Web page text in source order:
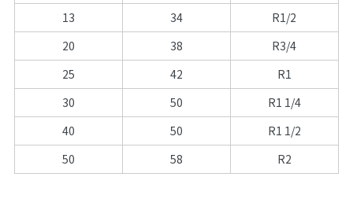
13
34
R1/2
20
38
R3/4
25
42
R1
30
50
R1 1/4
40
50
R1 1/2
50
58 R2